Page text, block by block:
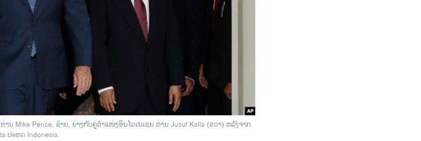
ນ Mike Pence, ຊ້າຍ, ຍ່າງກັບຄູ່ຕຳແໜ່ງອິນໂດເນເຊຍ ທ່ານ Jusuf Kalla (ຂວາ) ຫລັງຈາກ
ປະທດ Indonesia.